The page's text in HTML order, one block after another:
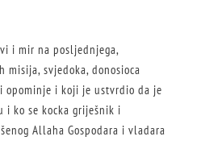
i mir na posljednjega,
svjedoka, donosioca
opominje i koji je ustvrdio da je
i ko se kocka griješnik i
Allaha Gospodara i vladara